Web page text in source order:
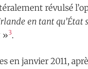
révulsé
en tant
»3.
en janvier 2011,